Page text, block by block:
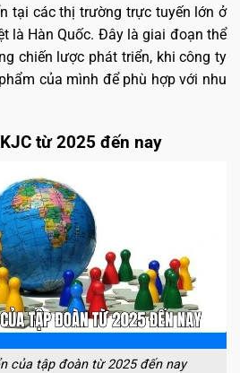
tại các thị trường trực tuyến lớn ở
là Hàn Quốc. Đây là giai đoạn thể
chiến lược phát triển, khi công ty
của mình để phù hợp với nhu
từ 2025 đến nay
của tập đoàn từ 2025 đến nay